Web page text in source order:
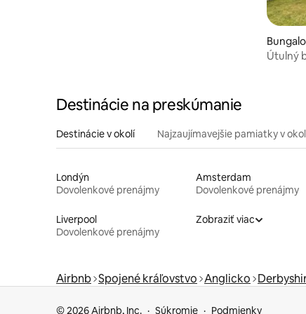
Útulný
Destinácie na preskúmanie
Destinácie v okolí Najzaujímavejšie pamiatky v
Londýn
Dovolenkové prenájmy
Amsterdam
Dovolenkové prenájmy
Liverpool
Dovolenkové prenájmy
Zobraziť viac
Airbnb Spojené kráľovstvo Anglicko
© 2026 Airbnb, Inc. Súkromie Podmienky